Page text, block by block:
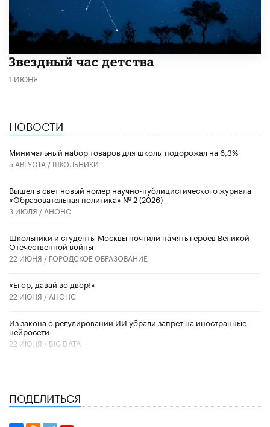
Звездный час детства
1 ИЮНЯ
НОВОСТИ
Минимальный набор товаров для школы подорожал на 6,3%
5 АВГУСТА / ШКОЛЬНИКИ
Вышел в свет новый номер научно-публицистического журнала
«Образовательная политика» № 2 (2026)
3 ИЮЛЯ / АНОНС
Школьники и студенты Москвы почтили память героев Великой
Отечественной войны
22 ИЮНЯ / ГОРОДСКОЕ ОБРАЗОВАНИЕ
«Егор, давай во двор!»
22 ИЮНЯ / АНОНС
Из закона о регулировании ИИ убрали запрет на иностранные
нейросети
22 ИЮНЯ / BIG DATA
ПОДЕЛИТЬСЯ